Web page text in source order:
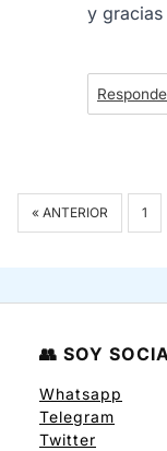
y
Navegación
de
« ANTERIOR 1
👥 SOY
Whatsapp
Telegram
Twitter